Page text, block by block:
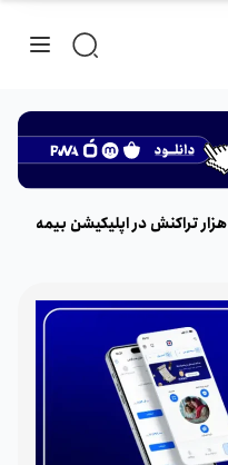
رکورد 14 هزار تراکنش در اپلیکیشن بیمه